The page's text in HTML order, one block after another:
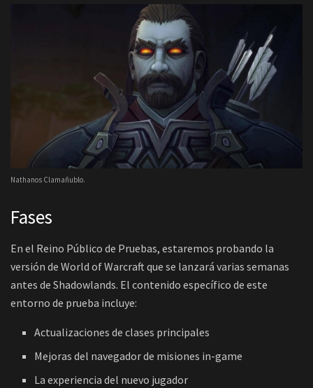
Nathanos Clamañublo.
Fases
En el Reino Público de Pruebas, estaremos probando la
versión de World of Warcraft que se lanzará varias semanas
antes de Shadowlands. El contenido específico de este
entorno de prueba incluye:
Actualizaciones de clases principales
Mejoras del navegador de misiones in-game
La experiencia del nuevo jugador